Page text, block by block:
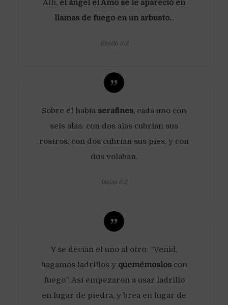
Allí, el ángel el Amo se le apareció en
llamas de fuego en un arbusto...
Éxodo 3:2
Sobre él había serafines, cada uno con
seis alas: con dos alas cubrían sus
rostros, con dos cubrían sus pies, y con
dos volaban.
Isaías 6:2
Y se decían el uno al otro: “Venid,
hagamos ladrillos y quemémoslos con
fuego”. Así empezaron a usar ladrillo
en lugar de piedra, y brea en lugar de